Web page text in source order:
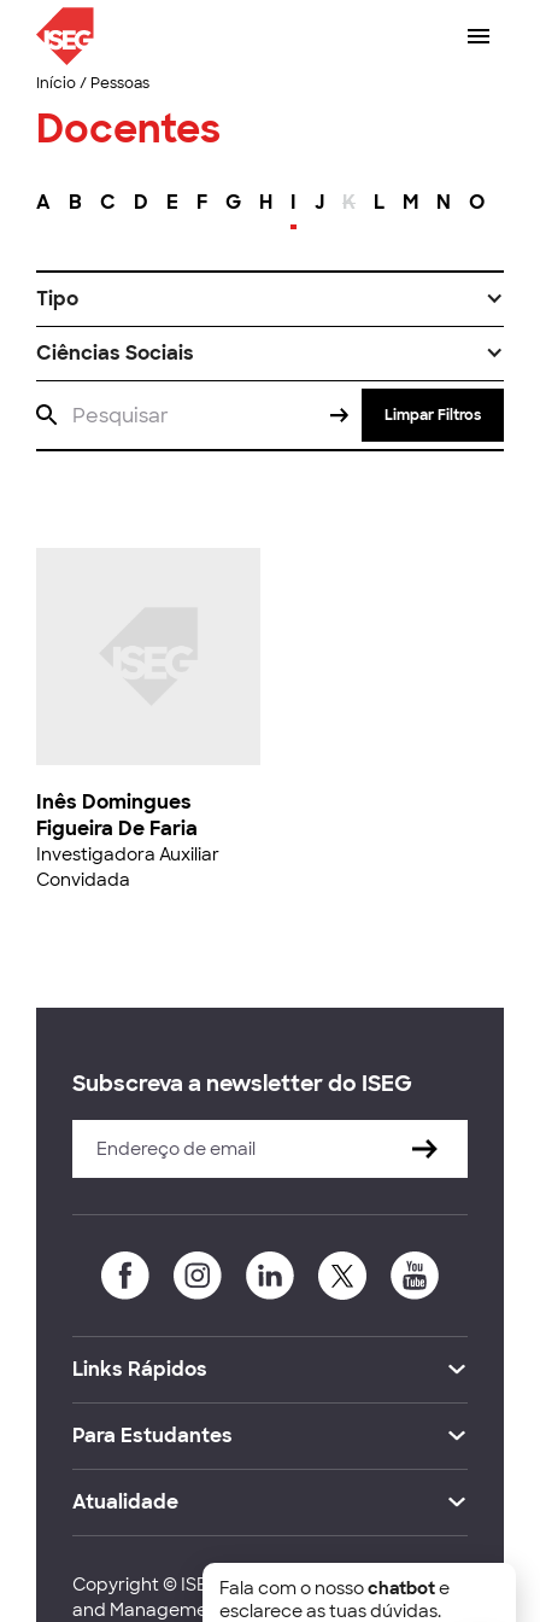
Início/ Pessoas
Docentes
A B C D E F G H I J K L M N O
Tipo
Ciências Sociais
Limpar Filtros
Inês Domingues
Figueira De Faria
Investigadora Auxiliar
Convidada
Subscreva a newsletter do ISEG
Links Rápidos
Para Estudantes
Atualidade
Copyright © ISEG Lisbon School of Economics
and Management 2026
Fala com o nossochatbote
esclarece as tuas dúvidas.